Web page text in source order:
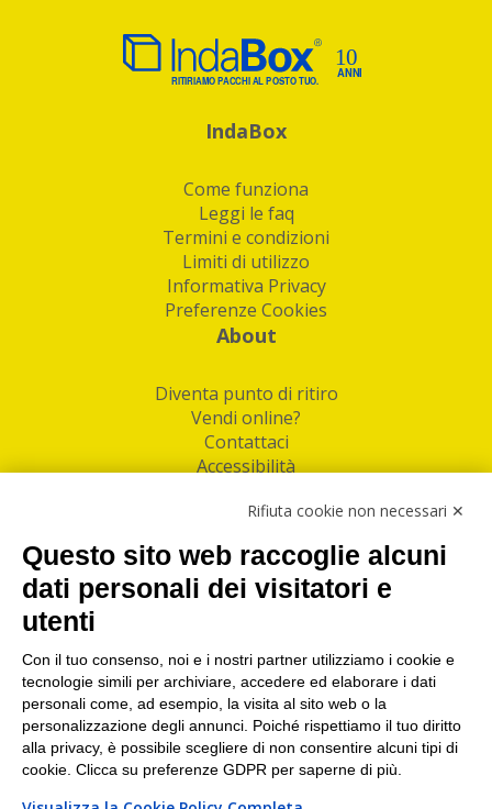
IndaBox
Come funziona
Leggi le faq
Termini e condizioni
Limiti di utilizzo
Informativa Privacy
Preferenze Cookies
About
Diventa punto di ritiro
Vendi online?
Contattaci
Accessibilità
Facebook
Linkedin
I nostri punti di ritiro e spedizione pacchi nelle
maggiori città italiane
Torino|Milano|Roma|Bologna|Firenze| Genova
Napoli|Varese
Rifiuta cookie non necessari ✕
Questo sito web raccoglie alcuni
dati personali dei visitatori e
utenti
Con il tuo consenso, noi e i nostri partner utilizziamo i cookie e
tecnologie simili per archiviare, accedere ed elaborare i dati
personali come, ad esempio, la visita al sito web o la
personalizzazione degli annunci. Poiché rispettiamo il tuo diritto
alla privacy, è possibile scegliere di non consentire alcuni tipi di
cookie. Clicca su preferenze GDPR per saperne di più.